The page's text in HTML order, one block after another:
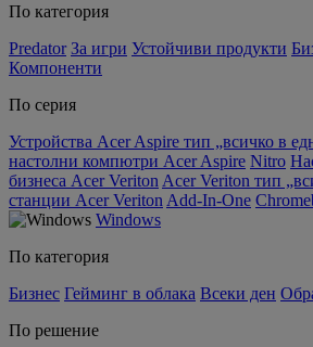
По категория
Predator За игри Устойчиви продукти
Компоненти
По серия
Устройства Acer Aspire тип „всичко в
настолни компютри Acer Aspire Nitro
бизнеса Acer Veriton Acer Veriton тип
станции Acer Veriton Add-In-One
Windows
По категория
Бизнес Гейминг в облака Всеки ден
По решение